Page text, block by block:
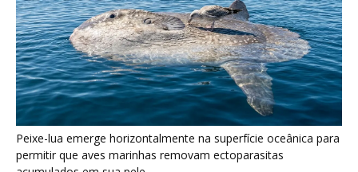
Seriema utiliza pernas longas e arremessa serpentes contra
rochas para subjugar presas peçonhentas nos campos